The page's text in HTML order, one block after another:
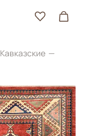
Кавказские